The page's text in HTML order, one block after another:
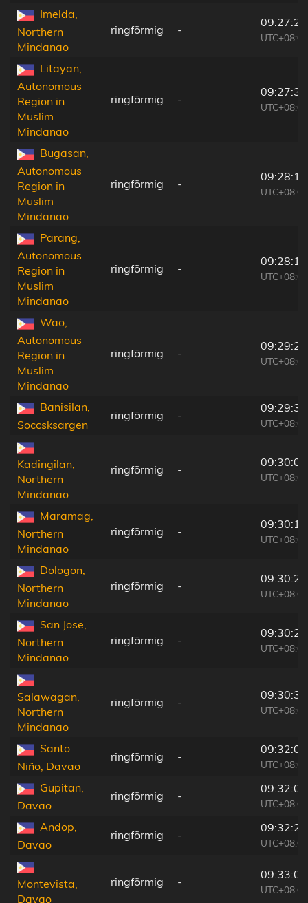
Imelda,
Northern
Mindanao
ringförmig -
09:27:24
UTC+08:00
Litayan,
Autonomous
Region in
Muslim
Mindanao
ringförmig -
09:27:36
UTC+08:00
Bugasan,
Autonomous
Region in
Muslim
Mindanao
ringförmig -
09:28:13
UTC+08:00
Parang,
Autonomous
Region in
Muslim
Mindanao
ringförmig -
09:28:14
UTC+08:00
Wao,
Autonomous
Region in
Muslim
Mindanao
ringförmig -
09:29:21
UTC+08:00
Banisilan,
Soccsksargen
ringförmig -
09:29:30
UTC+08:00
Kadingilan,
Northern
Mindanao
ringförmig -
09:30:01
UTC+08:00
Maramag,
Northern
Mindanao
ringförmig -
09:30:18
UTC+08:00
Dologon,
Northern
Mindanao
ringförmig -
09:30:25
UTC+08:00
San Jose,
Northern
Mindanao
ringförmig -
09:30:29
UTC+08:00
Salawagan,
Northern
Mindanao
ringförmig -
09:30:36
UTC+08:00
Santo
Niño, Davao
ringförmig -
09:32:03
UTC+08:00
Gupitan,
Davao
ringförmig -
09:32:06
UTC+08:00
Andop,
Davao
ringförmig -
09:32:25
UTC+08:00
Montevista,
Davao
ringförmig -
09:33:06
UTC+08:00